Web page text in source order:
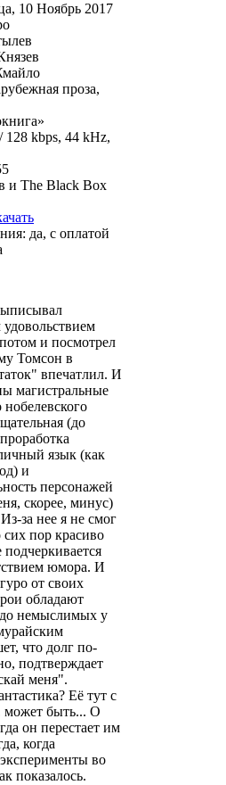
10 Ноябрь 2017
проза,
128 kbps, 44 kHz,
и The Black Box
да, с оплатой
и посмотрел
Томсон в
впечатлил. И
магистральные
(до
язык (как
и
персонажей
скорее, минус)
за нее я не смог
пор красиво
юмора. И
от своих
обладают
немыслимых у
что долг по-
подтверждает
меня".
Её тут с
может быть... О
он перестает им
когда
во
показалось.